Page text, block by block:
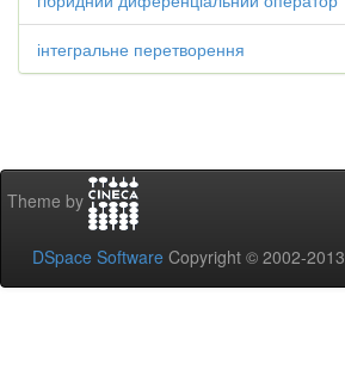
інтегральне перетворення
Theme by
DSpace Software Copyright © 2002-2013